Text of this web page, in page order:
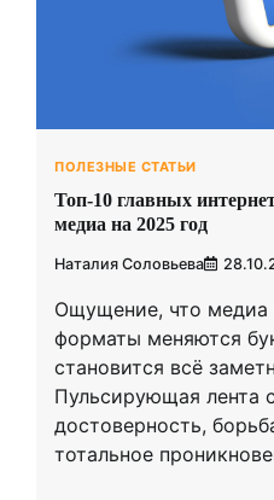
ПОЛЕЗНЫЕ СТАТЬИ
Топ-10 главных
медиа на 2025 год
Наталия Соловьева
Ощущение, что медиа
форматы меняются
становится всё
Пульсирующая лента
достоверность,
тотальное